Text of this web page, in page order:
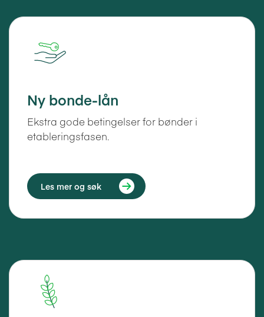
Ny bonde-lån
Ekstra gode betingelser for bønder i
etableringsfasen.
Les mer og søk